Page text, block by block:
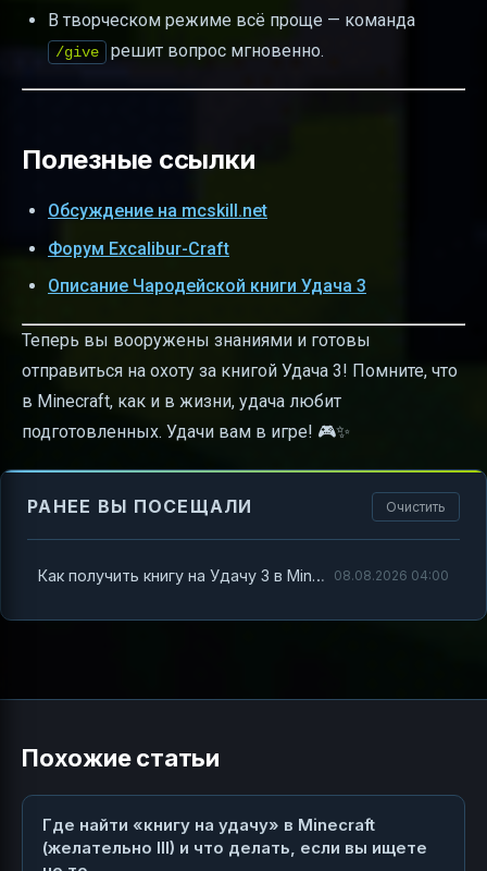
В творческом режиме всё проще — команда
/give решит вопрос мгновенно.
Полезные ссылки
Обсуждение на mcskill.net
Форум Excalibur-Craft
Описание Чародейской книги Удача 3
Теперь вы вооружены знаниями и готовы
отправиться на охоту за книгой Удача 3! Помните, что
в Minecraft, как и в жизни, удача любит
подготовленных. Удачи вам в игре! 🎮✨
РАНЕЕ ВЫ ПОСЕЩАЛИ Очистить
Как получить книгу на Удачу 3 в Minecraft — полное руководство 08.08.2026 04:00
Похожие статьи
Где найти «книгу на удачу» в Minecraft
(желательно III) и что делать, если вы ищете